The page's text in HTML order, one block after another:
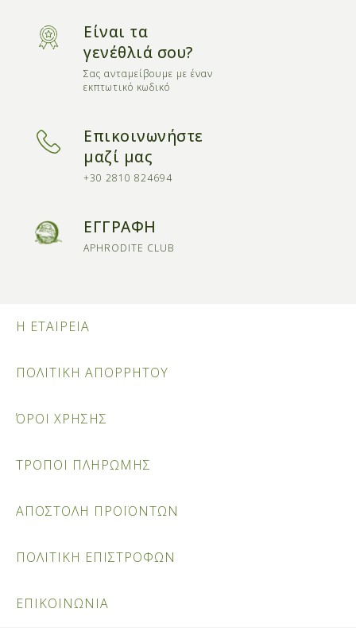
Είναι τα
γενέθλιά σου?
Σας ανταμείβουμε με έναν
εκπτωτικό κωδικό
Επικοινωνήστε
μαζί μας
+30 2810 824694
ΕΓΓΡΑΦΗ
APHRODITE CLUB
Η ΕΤΑΙΡΕΙΑ
ΠΟΛΙΤΙΚΗ ΑΠΟΡΡΗΤΟΥ
ΌΡΟΙ ΧΡΗΣΗΣ
ΤΡΟΠΟΙ ΠΛΗΡΩΜΗΣ
ΑΠΟΣΤΟΛΗ ΠΡΟΪΟΝΤΩΝ
ΠΟΛΙΤΙΚΗ ΕΠΙΣΤΡΟΦΩΝ
ΕΠΙΚΟΙΝΩΝΙΑ